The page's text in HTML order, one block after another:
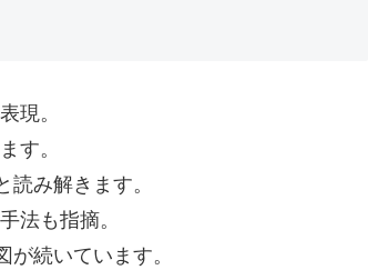
現。
す。
み解きます。
法も指摘。
続いています。